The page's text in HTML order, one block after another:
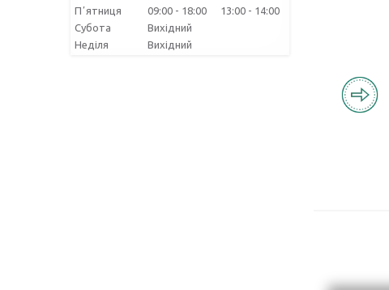
Пʼятниця
09:00 18:00 13:00
14:00
Субота
Вихідний
Неділя
Вихідний